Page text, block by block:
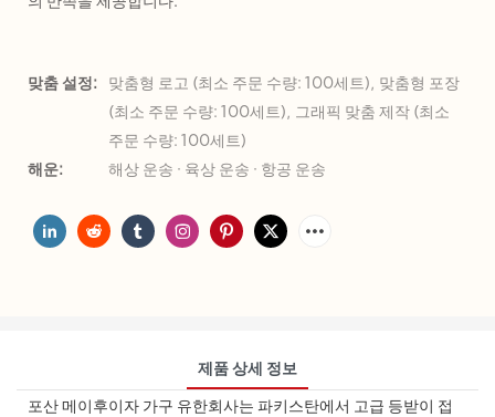
맞춤 설정:
맞춤형 로고 (최소 주문 수량: 100세트), 맞춤형 포장
(최소 주문 수량: 100세트), 그래픽 맞춤 제작 (최소
주문 수량: 100세트)
해운:
해상 운송 · 육상 운송 · 항공 운송
제품 상세 정보
포산 메이후이자 가구 유한회사는 파키스탄에서 고급 등받이 접